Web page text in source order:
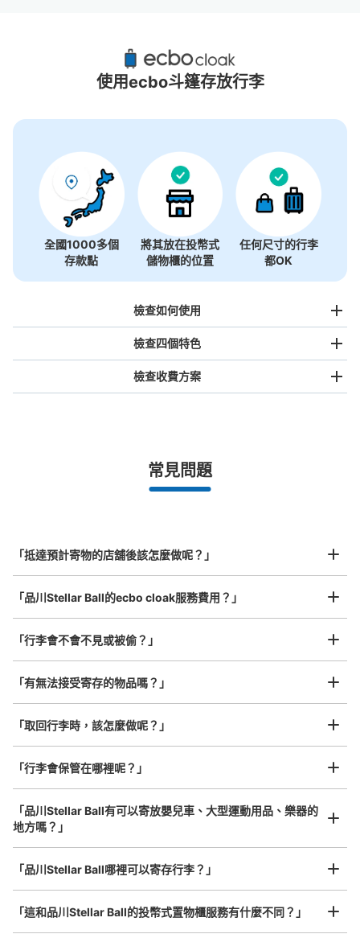
品川Stellar Ball附近推薦的寄物櫃
25個投幣式置物櫃
可保管的行李數
0中等的:18/ ¥500小的:36/ ¥300
付款方式
現金
查看此投幣式儲物櫃的位置
マクセルアクアパーク内コインロッカー
使用ecbo斗篷存放行李
全國1000多個
存款點
將其放在投幣式
儲物櫃的位置
任何尺寸的行李
都OK
檢查如何使用
事先用手機預約
指定的日期和時間
工作人員拍完行李照片後
放下行李，愉快度過一整天！
檢查四個特色
全國有1,000家以上合作店鋪
我們與許多地點方便的車站內店舖以及24小時營業的店鋪合作。
任何尺寸的行李都OK
樂器、嬰兒車、腳踏車等，只要是1個人能搬運的行李尺寸就OK
檢查收費方案
最長邊未滿45cm的行李（小型背包、手提包、手提行李
¥800/日
常見問題
「抵達預計寄物的店舖後該怎麼做呢？」
「品川Stellar Ball的ecbo cloak服務費用？」
「行李會不會不見或被偷？」
「有無法接受寄存的物品嗎？」
「取回行李時，該怎麼做呢？」
「行李會保管在哪裡呢？」
「品川Stellar Ball有可以寄放嬰兒車、大型運動用品、樂器的
地方嗎？」
「品川Stellar Ball哪裡可以寄存行李？」
「這和品川Stellar Ball的投幣式置物櫃服務有什麼不同？」